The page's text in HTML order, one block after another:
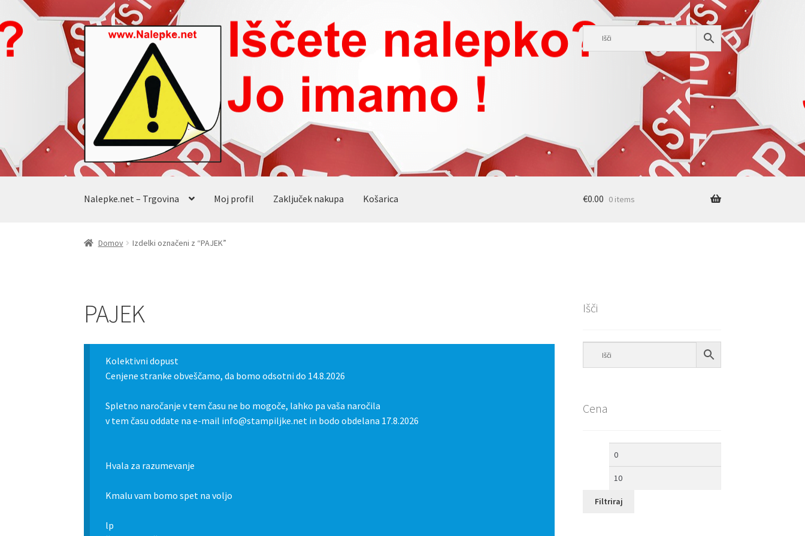
Skip
Skip
Nalepke.net – Trgovina Moj profil Zaključek nakupa Košarica €0.00 0 items
Domov Izdelki označeni z “PAJEK”
PAJEK
Kolektivni dopust
Cenjene stranke obveščamo, da bomo odsotni do 14.8.2026
Spletno naročanje v tem času ne bo mogoče, lahko pa vaša naročila
v tem času oddate na e-mail info@stampiljke.net in bodo obdelana 17.8.2026
Hvala za razumevanje
Kmalu vam bomo spet na voljo
lp
Išči
Cena
Min
Filtriraj